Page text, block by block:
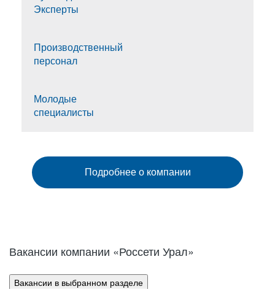
Эксперты
Производственный
персонал
Молодые
специалисты
Подробнее о компании
Вакансии компании «Россети Урал»
Вакансии в выбранном разделе